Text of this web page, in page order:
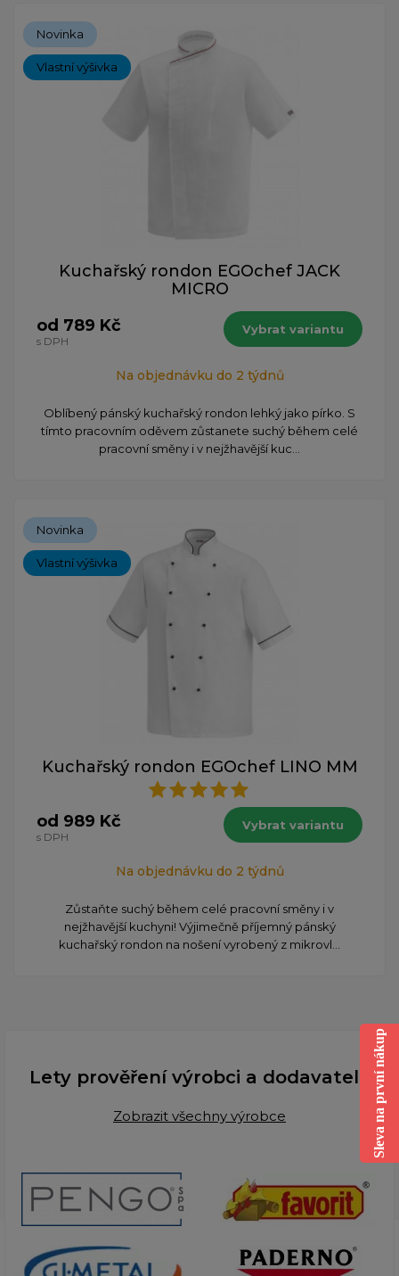
Novinka
Vlastní výšivka
Kuchařský rondon EGOchef JACK
MICRO
od 789 Kč
s DPH
Vybrat variantu
Na objednávku do 2 týdnů
Oblíbený pánský kuchařský rondon lehký jako pírko. S
tímto pracovním oděvem zůstanete suchý během celé
pracovní směny i v nejžhavější kuc...
Novinka
Vlastní výšivka
Kuchařský rondon EGOchef LINO MM
od 989 Kč
s DPH
Vybrat variantu
Na objednávku do 2 týdnů
Zůstaňte suchý během celé pracovní směny i v
nejžhavější kuchyni! Výjimečně příjemný pánský
kuchařský rondon na nošení vyrobený z mikrovl...
Lety prověření výrobci a dodavatelé
Zobrazit všechny výrobce Sleva na první nákup